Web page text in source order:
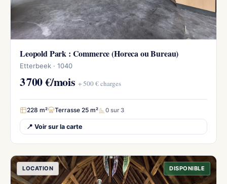
Leopold Park : Commerce (Horeca ou Bureau)
Etterbeek · 1040
3 700 €/mois + 500 € charges
228 m² Terrasse 25 m² 0 sur 3
📍 Voir sur la carte
LOCATION DISPONIBLE